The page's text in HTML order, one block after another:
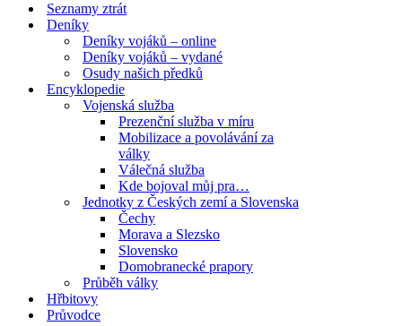
Seznamy ztrát
Deníky
Deníky vojáků – online
Deníky vojáků – vydané
Osudy našich předků
Encyklopedie
Vojenská služba
Prezenční služba v míru
Mobilizace a povolávání za
války
Válečná služba
Kde bojoval můj pra…
Jednotky z Českých zemí a Slovenska
Čechy
Morava a Slezsko
Slovensko
Domobranecké prapory
Průběh války
Hřbitovy
Průvodce